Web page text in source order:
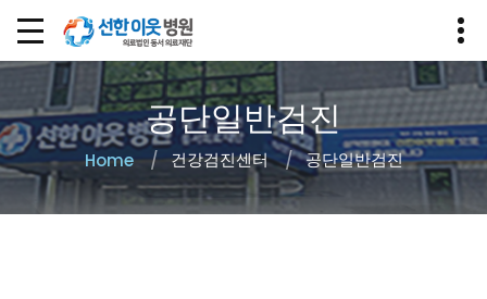
공단일반검진
Home 건강검진센터 공단일반검진